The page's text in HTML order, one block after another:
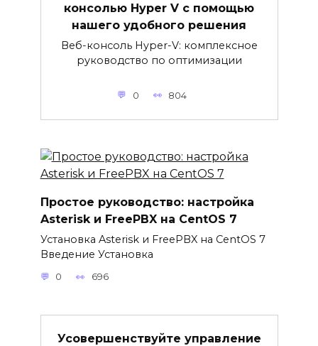
консолью Hyper V с помощью
нашего удобного решения
Веб-консоль Hyper-V: комплексное
руководство по оптимизации
0 804
Простое руководство: настройка
Asterisk и FreePBX на CentOS 7
Установка Asterisk и FreePBX на CentOS 7
Введение Установка
0 696
Усовершенствуйте управление